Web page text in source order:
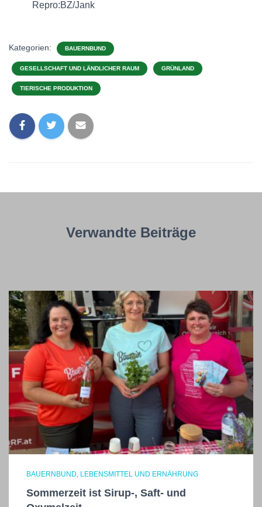
Repro:BZ/Jank
Kategorien: BAUERNBUND
GESELLSCHAFT UND LÄNDLICHER RAUM GRÜNLAND
TIERISCHE PRODUKTION
Verwandte Beiträge
BAUERNBUND LEBENSMITTEL UND ERNÄHRUNG
Sommerzeit ist Sirup-, Saft- und